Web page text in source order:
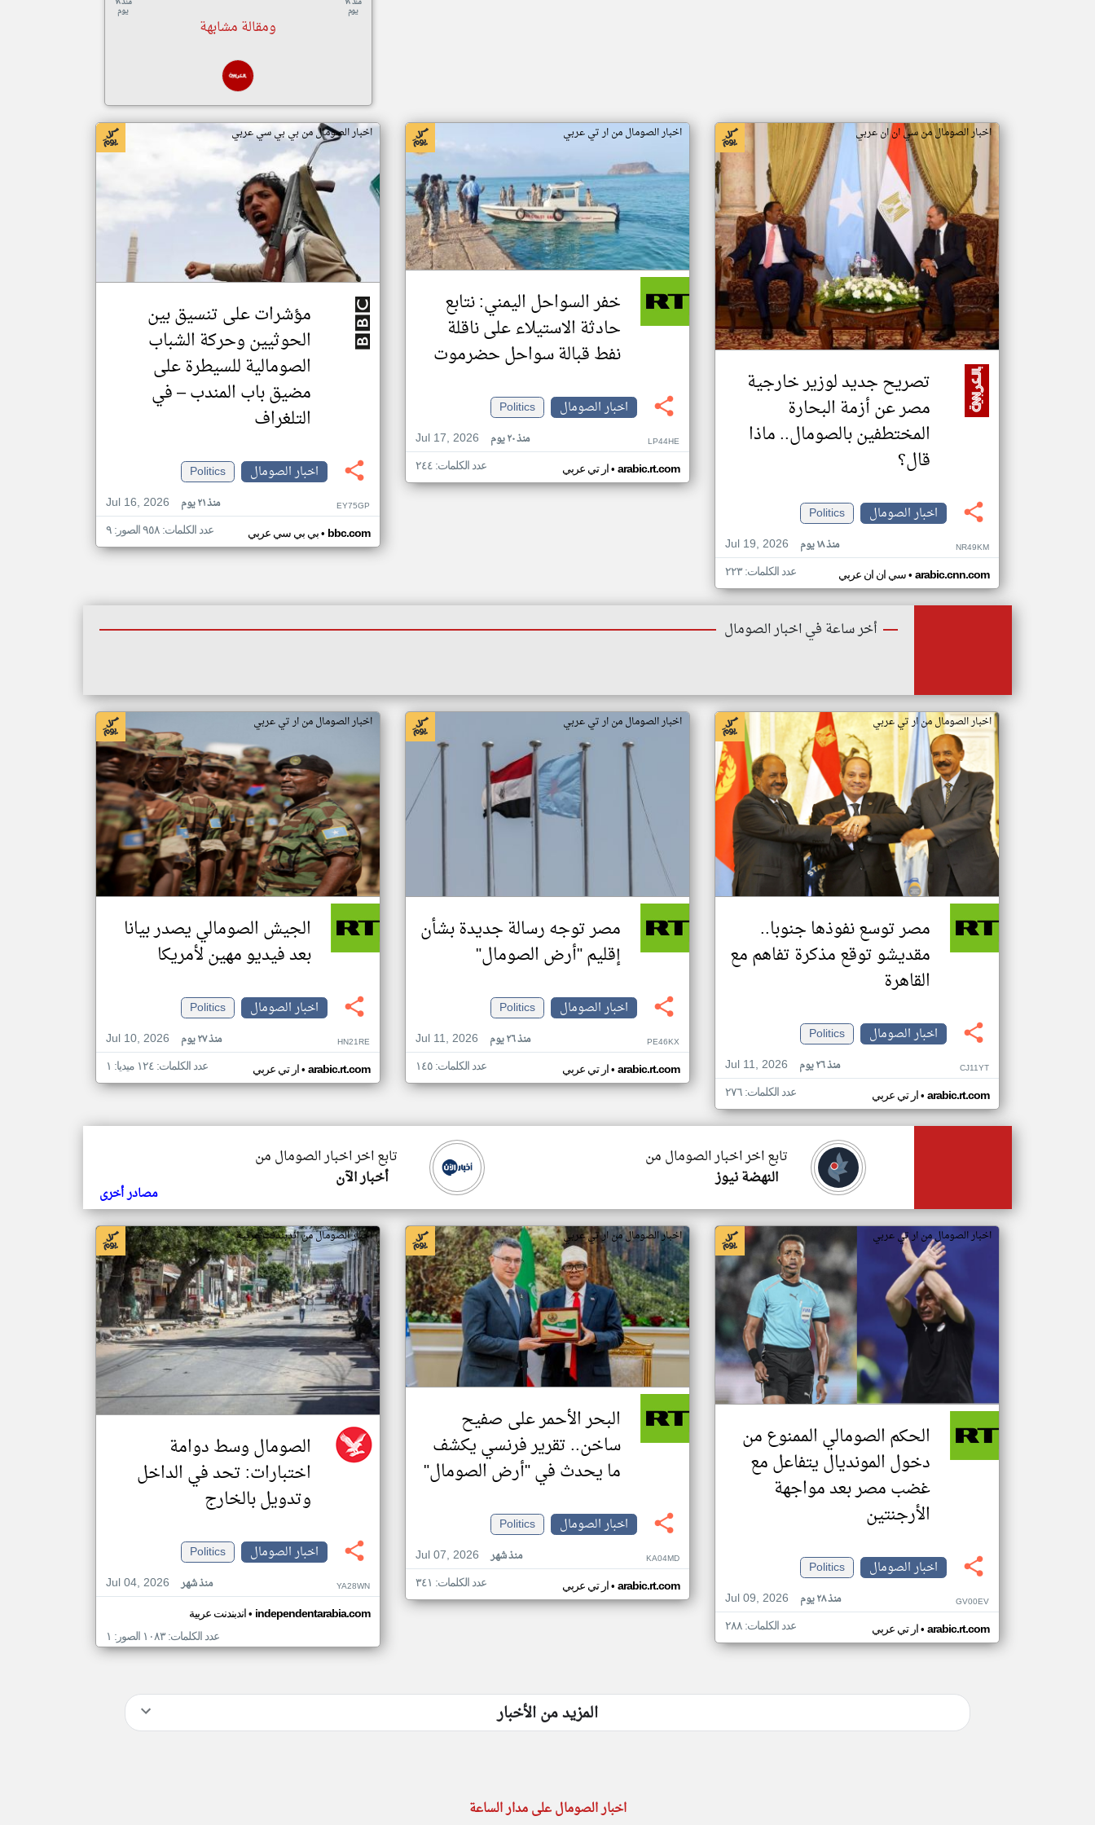
يوم يوم
ومقالة مشابهة
اخبار الصومال من سي ان ان عربي
تصريح جديد لوزير خارجية
مصر عن أزمة البحارة
المختطفين بالصومال.. ماذا
قال؟
اخبار الصومال
Politics
Jul 19, 2026
منذ ١٨ يوم NR49KM
سي ان ان عربي• arabic.cnn.com عدد الكلمات: ٢٢٣
اخبار الصومال من ار تي عربي
خفر السواحل اليمني: نتابع
حادثة الاستيلاء على ناقلة
نفط قبالة سواحل حضرموت
اخبار الصومال
Politics
Jul 17, 2026
منذ ٢٠ يوم LP44HE
ار تي عربي• arabic.rt.com عدد الكلمات: ٢٤٤
اخبار الصومال من بي بي سي عربي
مؤشرات على تنسيق بين
الحوثيين وحركة الشباب
الصومالية للسيطرة على
مضيق باب المندب – في
التلغراف
اخبار الصومال
Politics
Jul 16, 2026
منذ ٢١ يوم EY75GP
بي بي سي عربي• bbc.com عدد الكلمات: ٩٥٨ الصور: ٩
أخر ساعة في اخبار الصومال
اخبار الصومال من ار تي عربي
مصر توسع نفوذها جنوبا..
مقديشو توقع مذكرة تفاهم مع
القاهرة
اخبار الصومال
Politics
Jul 11, 2026
منذ ٢٦ يوم CJ11YT
ار تي عربي• arabic.rt.com عدد الكلمات: ٢٧٦
اخبار الصومال من ار تي عربي
مصر توجه رسالة جديدة بشأن
إقليم "أرض الصومال"
اخبار الصومال
Politics
Jul 11, 2026
منذ ٢٦ يوم PE46KX
ار تي عربي• arabic.rt.com عدد الكلمات: ١٤٥
اخبار الصومال من ار تي عربي
الجيش الصومالي يصدر بيانا
بعد فيديو مهين لأمريكا
اخبار الصومال
Politics
Jul 10, 2026
منذ ٢٧ يوم HN21RE
ار تي عربي• arabic.rt.com عدد الكلمات: ١٢٤ ميديا: ١
تابع اخر اخبار الصومال من
أخبار الآن
تابع اخر اخبار الصومال من
النهضة نيوز
مصادر أخرى
اخبار الصومال من ار تي عربي
الحكم الصومالي الممنوع من
دخول المونديال يتفاعل مع
غضب مصر بعد مواجهة
الأرجنتين
اخبار الصومال
Politics
Jul 09, 2026
منذ ٢٨ يوم GV00EV
ار تي عربي• arabic.rt.com عدد الكلمات: ٢٨٨
اخبار الصومال من ار تي عربي
البحر الأحمر على صفيح
ساخن.. تقرير فرنسي يكشف
ما يحدث في "أرض الصومال"
اخبار الصومال
Politics
Jul 07, 2026
منذ شهر KA04MD
ار تي عربي• arabic.rt.com عدد الكلمات: ٣٤١
اخبار الصومال من اندبندنت عربية
الصومال وسط دوامة
اختبارات: تحد في الداخل
وتدويل بالخارج
اخبار الصومال
Politics
Jul 04, 2026
منذ شهر YA28WN
اندبندنت عربية• independentarabia.com
عدد الكلمات: ١٠٨٣ الصور: ١
المزيد من الأخبار
اخبار الصومال على مدار الساعة